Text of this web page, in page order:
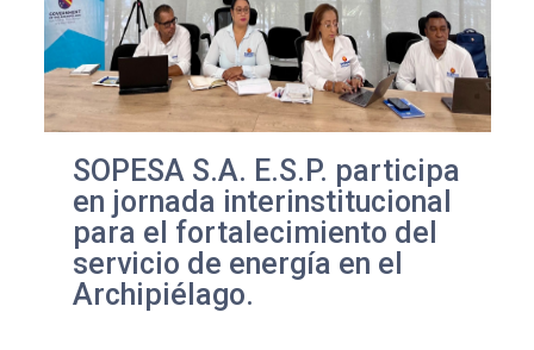
SOPESA S.A. E.S.P. participa
en jornada interinstitucional
para el fortalecimiento del
servicio de energía en el
Archipiélago.